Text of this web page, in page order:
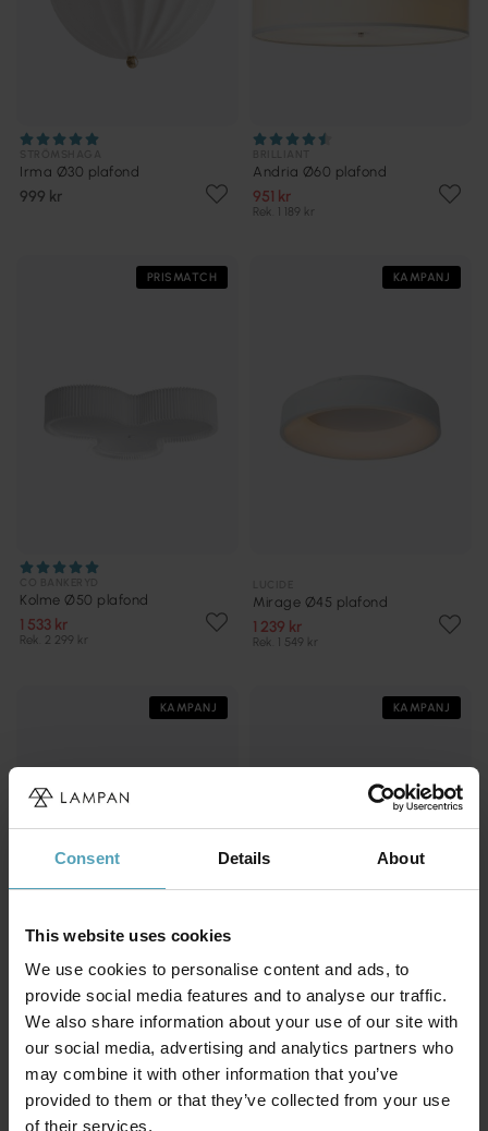
Consent Details About
This website uses cookies
We use cookies to personalise content and ads, to
provide social media features and to analyse our traffic.
We also share information about your use of our site with
our social media, advertising and analytics partners who
may combine it with other information that you’ve
provided to them or that they’ve collected from your use
of their services.
Irma Ø30 plafond
999 kr
Andria Ø60 plafond
951 kr
Rek. 1 189 kr
PRISMATCH
Kolme Ø50 plafond
1 533 kr
Rek. 2 299 kr
KAMPANJ
Mirage Ø45 plafond
1 239 kr
Rek. 1 549 kr
KAMPANJ
LUCIDE
847 kr
Rek. 1 059 kr
KAMPANJ
LUCIDE
Nuria Ø50 plafond
1 063 kr
Rek. 1 329 kr